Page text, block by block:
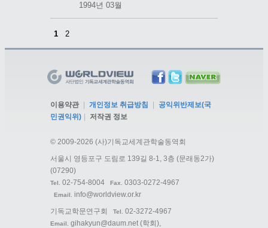
1994년 03월
1 2
이용약관 개인정보 취급방침
공익위반제보(국
민권익위)
저작권 정보
© 2009-2026 (사)기독교세계관학술동역회
서울시 영등포구 도림로 139길 8-1, 3층 (문래동2가)
(07290)
Tel. 02-754-8004 Fax. 0303-0272-4967
Email.
info@worldview.or.kr
기독교학문연구회
Tel. 02-3272-4967
Email. gihakyun@daum.net (학회),